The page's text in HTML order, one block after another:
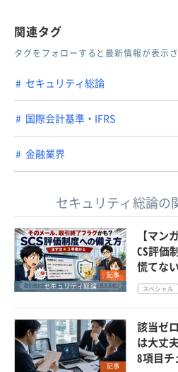
関連タグ
タグをフォローすると最新情報が表示
セキュリティ総論
国際会計基準・IFRS
金融業界
セキュリティ総論の
記事
セキュリティ総論
【マン
CS評価
慌てな
記事
該当ゼ
は大丈
8項目チ